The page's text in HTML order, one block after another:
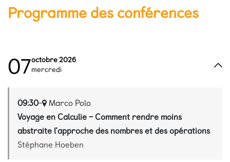
Programme des conférences
07octobre 2026
mercredi
09:30- Marco Polo
Voyage en Calculie – Comment rendre moins
abstraite l’approche des nombres et des opérations
Stéphane Hoeben